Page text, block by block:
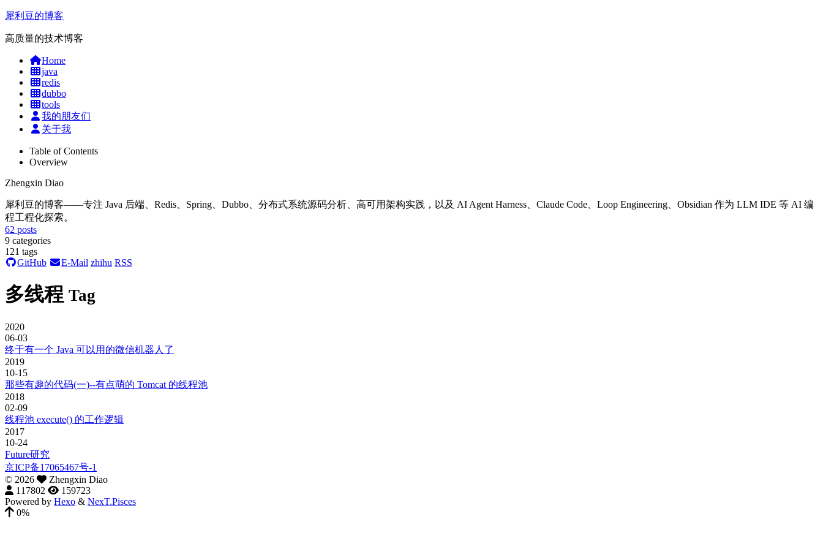
犀利豆的博客
高质量的技术博客
Home
java
redis
dubbo
tools
我的朋友们
关于我
Table of Contents
Overview
Zhengxin Diao
犀利豆的博客——专注 Java 后端、Redis、Spring、Dubbo、分布式系统源码分析、高可用架构实践，以及 AI Agent Harness、Claude Code、Loop Engineering、Obsidian 作为 LLM IDE 等 AI 编
程工程化探索。
62 posts
9 categories
121 tags
GitHub
E-Mail zhihu RSS
多线程 Tag
2020
06-03
终于有一个 Java 可以用的微信机器人了
2019
10-15
那些有趣的代码(一)--有点萌的 Tomcat 的线程池
2018
02-09
线程池 execute() 的工作逻辑
2017
10-24
Future研究
京ICP备17065467号-1
© 2026
Zhengxin Diao
117802
159723
Powered by Hexo & NexT.Pisces
0%